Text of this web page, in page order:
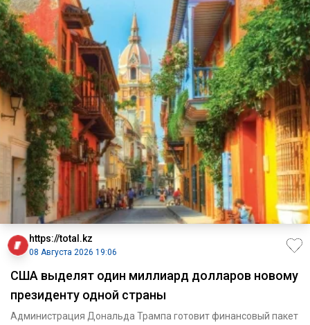
https://total.kz
08 Августа 2026 19:06
США выделят один миллиард долларов новому
президенту одной страны
Администрация Дональда Трампа готовит финансовый пакет